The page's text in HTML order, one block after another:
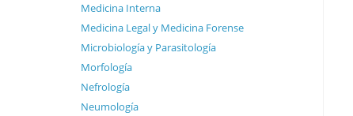
Medicina Interna
Medicina Legal y Medicina Forense
Microbiología y Parasitología
Morfología
Nefrología
Neumología